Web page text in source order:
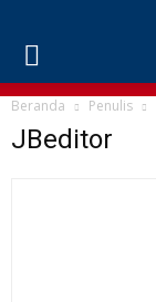
Beranda Penulis
JBeditor